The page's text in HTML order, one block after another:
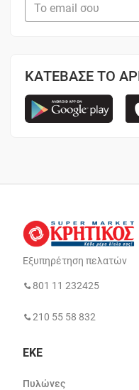
ΚΑΤΕΒΑΣΕ ΤΟ
Εξυπηρέτηση πελατών
801 11 232425
210 55 58 832
ΕΚΕ
Πυλώνες